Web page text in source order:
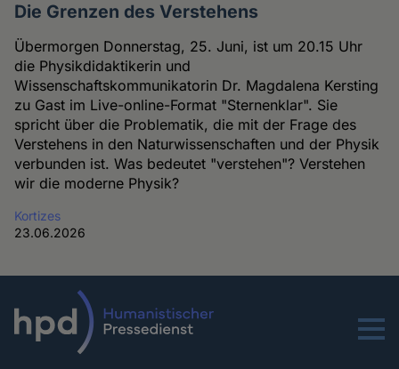
Die Grenzen des Verstehens
Übermorgen Donnerstag, 25. Juni, ist um 20.15 Uhr
die Physikdidaktikerin und
Wissenschaftskommunikatorin Dr. Magdalena Kersting
zu Gast im Live-online-Format "Sternenklar". Sie
spricht über die Problematik, die mit der Frage des
Verstehens in den Naturwissenschaften und der Physik
verbunden ist. Was bedeutet "verstehen"? Verstehen
wir die moderne Physik?
Kortizes
23.06.2026
Menu